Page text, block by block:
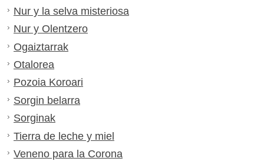
Nur y la selva misteriosa
Nur y Olentzero
Ogaiztarrak
Otalorea
Pozoia Koroari
Sorgin belarra
Sorginak
Tierra de leche y miel
Veneno para la Corona